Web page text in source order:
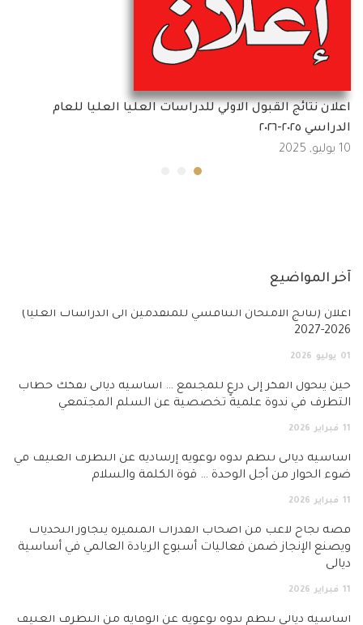
اعلان نتائج القبول الاولي للدراسات العليا العليا للعام
الدراسي ٢٠٢٥-٢٠٢٦
10 يوليو, 2025
آخر المواضيع
أعلان (نتائج الامتحان التنافسي للمتقدمين الى الدراسات العليا)
2026-2027
01 يوليو 2026
حين يتحول الفكر إلى درعٍ للمجتمع … أساسية ديالى تفكك خطاب
التطرف في ندوة علمية تخصصية عن السلم المجتمعي
11 فبراير 2026
أساسية ديالى تنظم ندوة توعوية إرشادية عن التطرف العنيف في
ضوء الحوار من أجل الوحدة … قوة الكلمة والسلام
11 فبراير 2026
قصة نجاح لاعب من أصحاب القدرات المتميزة يتجاوز التحديات
ويصنع الإنجاز ضمن فعاليات أسبوع الريادة العالمي في أساسية
ديالى
11 فبراير 2026
أساسية ديالى تنظم ندوة توعوية عن الوقاية من التطرف العنيف